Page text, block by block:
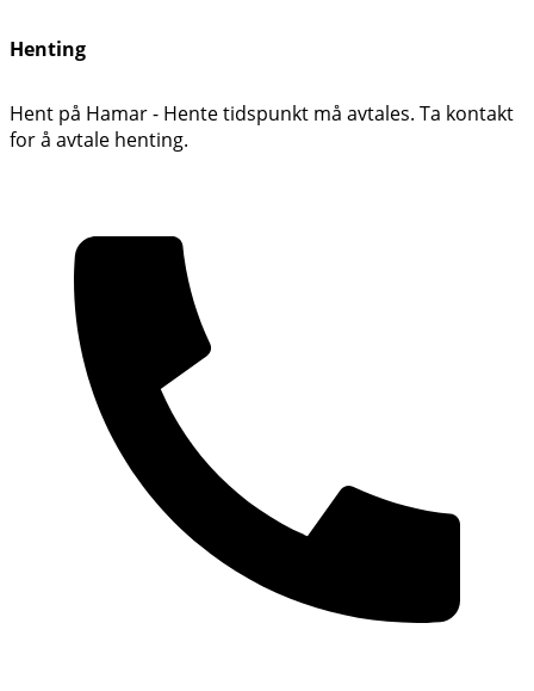
Henting
Hent på Hamar - Hente tidspunkt må avtales. Ta kontakt
for å avtale henting.